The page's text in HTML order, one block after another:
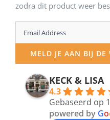
zodra dit product weer
Enter
your
email
address
MELD JE AAN BIJ DE
KECK & LISA
4.3
Gebaseerd op
powered by Go